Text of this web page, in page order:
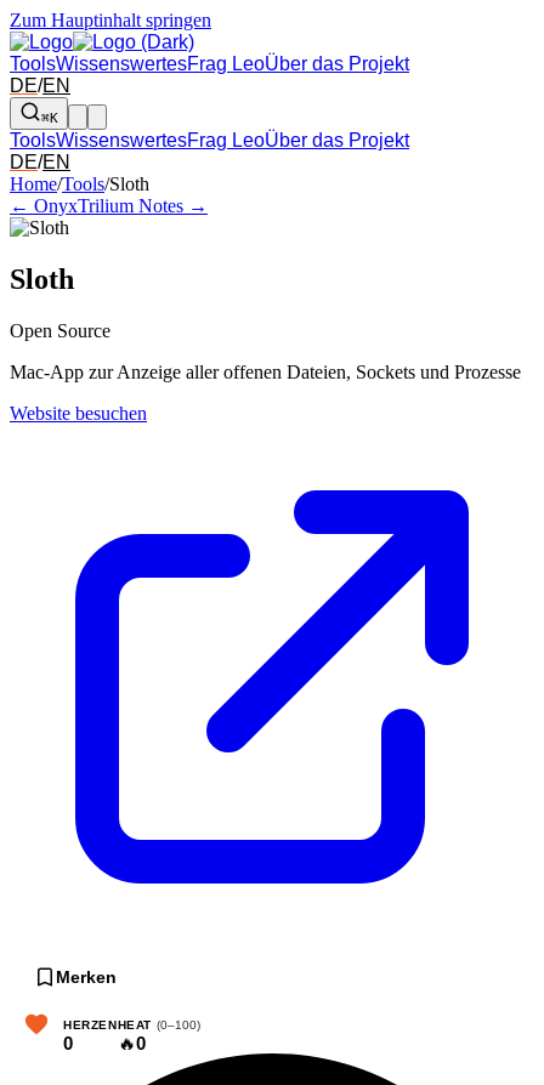
Zum Hauptinhalt springen
ToolsWissenswertesFrag LeoÜber das Projekt
DE/EN
⌘K
ToolsWissenswertesFrag LeoÜber das Projekt
DE/EN
Pfeil links und rechts: zum benachbarten Tool in der Übersicht
Home/Tools/Sloth
← OnyxTrilium Notes →
Sloth
Open Source
Mac-App zur Anzeige aller offenen Dateien, Sockets und Prozesse
Website besuchen
Merken
HERZEN
0
HEAT (0–100)
🔥0